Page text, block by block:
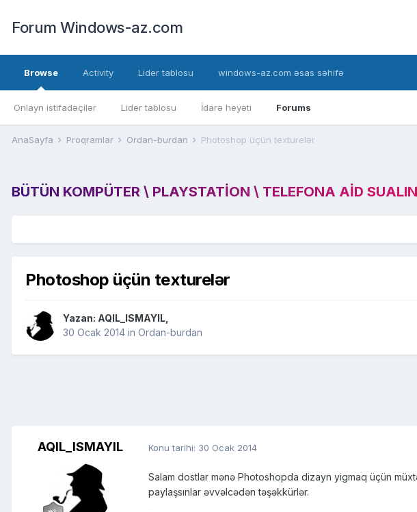
Forum Windows-az.com
Browse
Onlayn istifadəçilər Lider tablosu İdarə heyəti Forums
Activity Lider tablosu windows-az.com əsas səhifə
AnaSayfa Proqramlar Ordan-burdan Photoshop üçün texturelər
BÜTÜN KOMPÜTER \ PLAYSTATION \ TELEFONA AID
Photoshop üçün texturelər
Yazan: AQIL_ISMAYIL
30 Ocak 2014 in Ordan-burdan
AQIL_ISMAYIL Konu tarihi: 30 Ocak 2014
Salam dostlar mənə Photoshopda dizayn yigmaq üçün
paylaşsınlar əvvəlcədən təşəkkürlər.